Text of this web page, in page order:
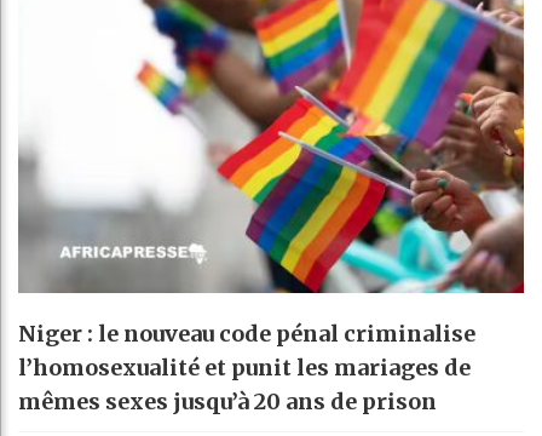
Niger : le nouveau code pénal criminalise
l’homosexualité et punit les mariages de
mêmes sexes jusqu’à 20 ans de prison